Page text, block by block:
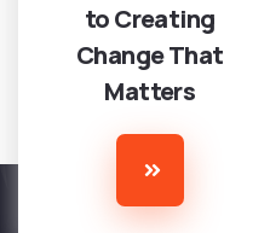
to Creating
Change That
Matters